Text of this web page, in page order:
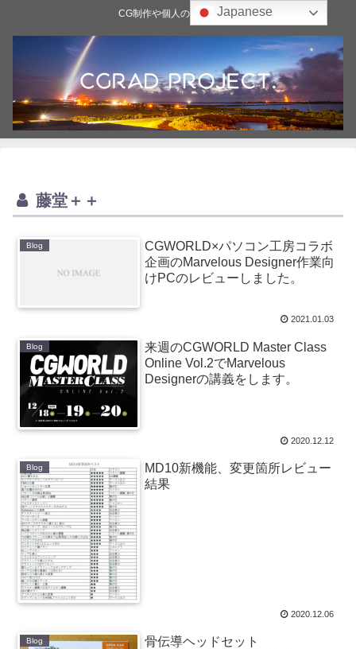
CG制作や個人の雑記ブログ
藤堂＋＋
Blog
CGWORLD×パソコン工房コラボ
企画のMarvelous Designer作業向
けPCのレビューしました。
2021.01.03
Blog
来週のCGWORLD Master Class
Online Vol.2でMarvelous
Designerの講義をします。
2020.12.12
Blog
MD10新機能、変更箇所レビュー
結果
2020.12.06
Blog
骨伝導ヘッドセット
Japanese